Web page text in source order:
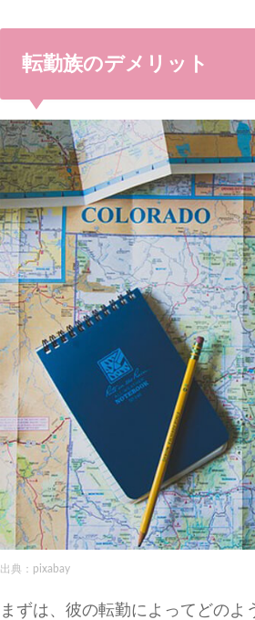
転勤族のデメリット
出典：pixabay
まずは、彼の転勤によってどの